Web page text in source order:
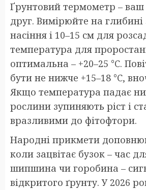
Ґрунтовий термометр –
друг. Вимірюйте на
насіння і 10–15 см для
температура для
оптимальна – +20–25 °C.
бути не нижче +15–18 °C,
Якщо температура падає
рослини зупиняють ріст і
вразливими до фітофтори.
Народні прикмети
коли зацвітає бузок – час
шипшина чи горобина –
відкритого ґрунту. У 2026